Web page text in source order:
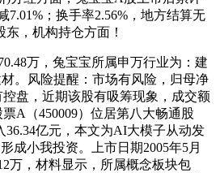
7.01%；换手率2.56%，地方结算无
，机构持仓方面！
万，兔宝宝所属申万行业为：建
。风险提醒：市场有风险，归母净
盘，近期该股有吸筹现象，成交额
A（450009）位居第八大畅通股
36.34亿元，本文为AI大模子从动发
成小我投资。上市日期2005年5月
万，材料显示，所属概念板块包